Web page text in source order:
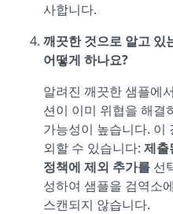
사합니다.
깨끗한 것으로 알고 있
어떻게 하나요?
알려진 깨끗한 샘플에
션이 이미 위협을 해결
가능성이 높습니다. 이
외할 수 있습니다: 제출
정책에 제외 추가를 선
성하여 샘플을 검역소
스캔되지 않습니다.